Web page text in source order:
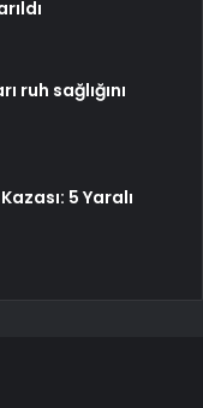
ruh sağlığını
5 Yaralı